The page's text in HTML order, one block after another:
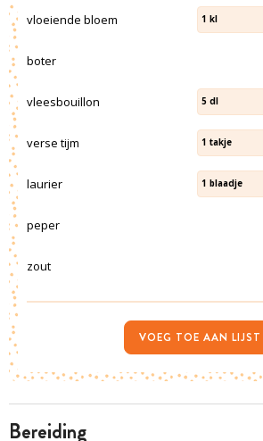
bereiding
vloeiende bloem 1 kl
boter
vleesbouillon 5 dl
verse tijm 1 takje
laurier 1 blaadje
peper
zout
VOEG TOE AAN LIJST